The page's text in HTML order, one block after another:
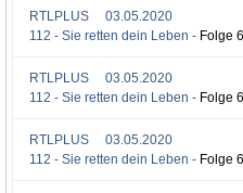
RTLPLUS
03.05.2020
112 - Sie retten dein Leben - Folge
RTLPLUS
03.05.2020
112 - Sie retten dein Leben - Folge
RTLPLUS
03.05.2020
112 - Sie retten dein Leben - Folge